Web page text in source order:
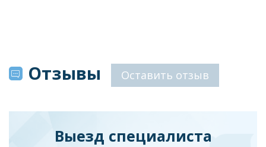
Отзывы Оставить отзыв
Выезд специалиста